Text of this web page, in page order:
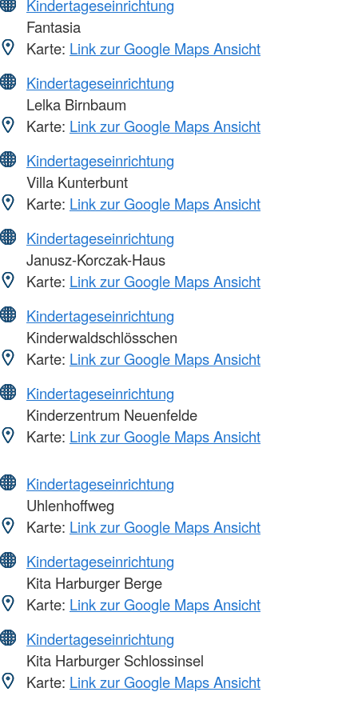
Kindertageseinrichtung
Fantasia
Karte: Link zur Google Maps Ansicht
Kindertageseinrichtung
Lelka Birnbaum
Karte: Link zur Google Maps Ansicht
Kindertageseinrichtung
Villa Kunterbunt
Karte: Link zur Google Maps Ansicht
Kindertageseinrichtung
Janusz-Korczak-Haus
Karte: Link zur Google Maps Ansicht
Kindertageseinrichtung
Kinderwaldschlösschen
Karte: Link zur Google Maps Ansicht
Kindertageseinrichtung
Kinderzentrum Neuenfelde
Karte: Link zur Google Maps Ansicht
Kindertageseinrichtung
Uhlenhoffweg
Karte: Link zur Google Maps Ansicht
Kindertageseinrichtung
Kita Harburger Berge
Karte: Link zur Google Maps Ansicht
Kindertageseinrichtung
Kita Harburger Schlossinsel
Karte: Link zur Google Maps Ansicht